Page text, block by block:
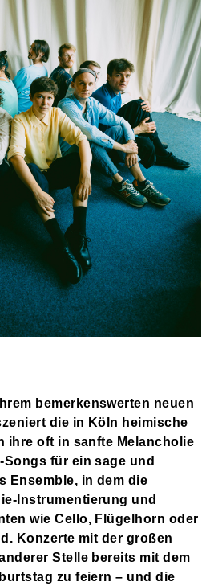
bemerkenswerten neuen
die in Köln heimische
ihre oft in sanfte Melancholie
für ein sage und
Ensemble, in dem die
Instrumentierung und
wie Cello, Flügelhorn oder
Konzerte mit der großen
Stelle bereits mit dem
zu feiern – und die